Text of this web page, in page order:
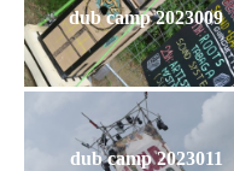
dub camp 2023009
dub camp 2023011